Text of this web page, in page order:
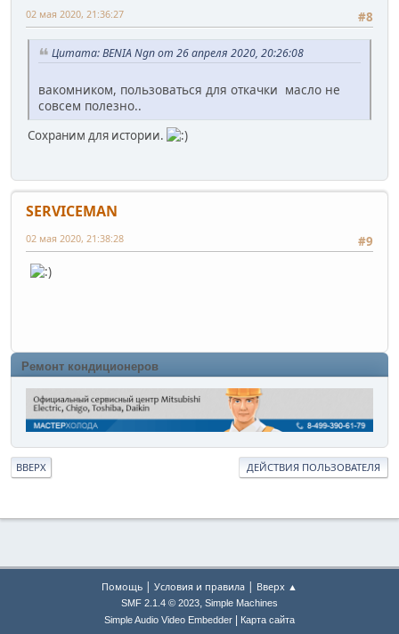
#8
02 мая 2020, 21:36:27
Цитата: BENIA Ngn от 26 апреля 2020, 20:26:08
вакомником, пользоваться для откачки масло не
совсем полезно..
Сохраним для истории.
SERVICEMAN
#9
02 мая 2020, 21:38:28
Ремонт кондиционеров
ВВЕРХ ДЕЙСТВИЯ ПОЛЬЗОВАТЕЛЯ
Помощь | Условия и правила | Вверх ▲
SMF 2.1.4 © 2023, Simple Machines
Simple Audio Video Embedder
Карта сайта